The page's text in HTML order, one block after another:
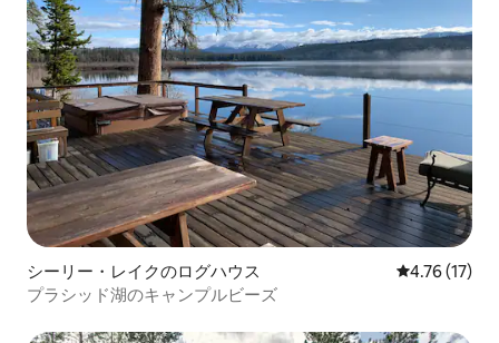
シーリー・レイクのログハウス レビュー17
4.76 (17)
プラシッド湖のキャンプルビーズ